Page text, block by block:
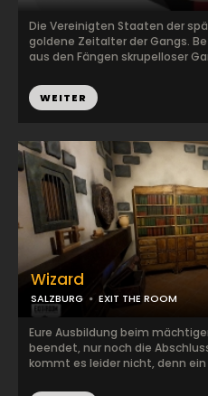
Wizard
SALZBURG EXIT THE ROOM
Eure Ausbildung beim
beendet, nur noch die
kommt es leider nicht, denn ein
Die Vereinigten Staaten der
goldene Zeitalter der Gangs.
aus den Fängen skrupelloser
WEITER